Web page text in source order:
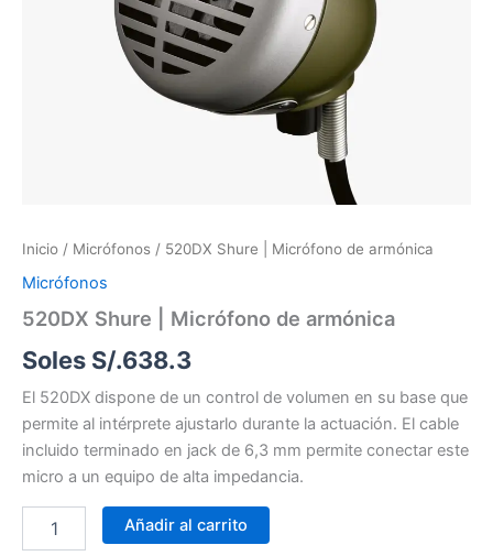
Inicio / Micrófonos / 520DX Shure | Micrófono de armónica
Micrófonos
520DX Shure | Micrófono de armónica
Soles S/.638.3
El 520DX dispone de un control de volumen en su base que
permite al intérprete ajustarlo durante la actuación. El cable
incluido terminado en jack de 6,3 mm permite conectar este
micro a un equipo de alta impedancia.
Añadir al carrito